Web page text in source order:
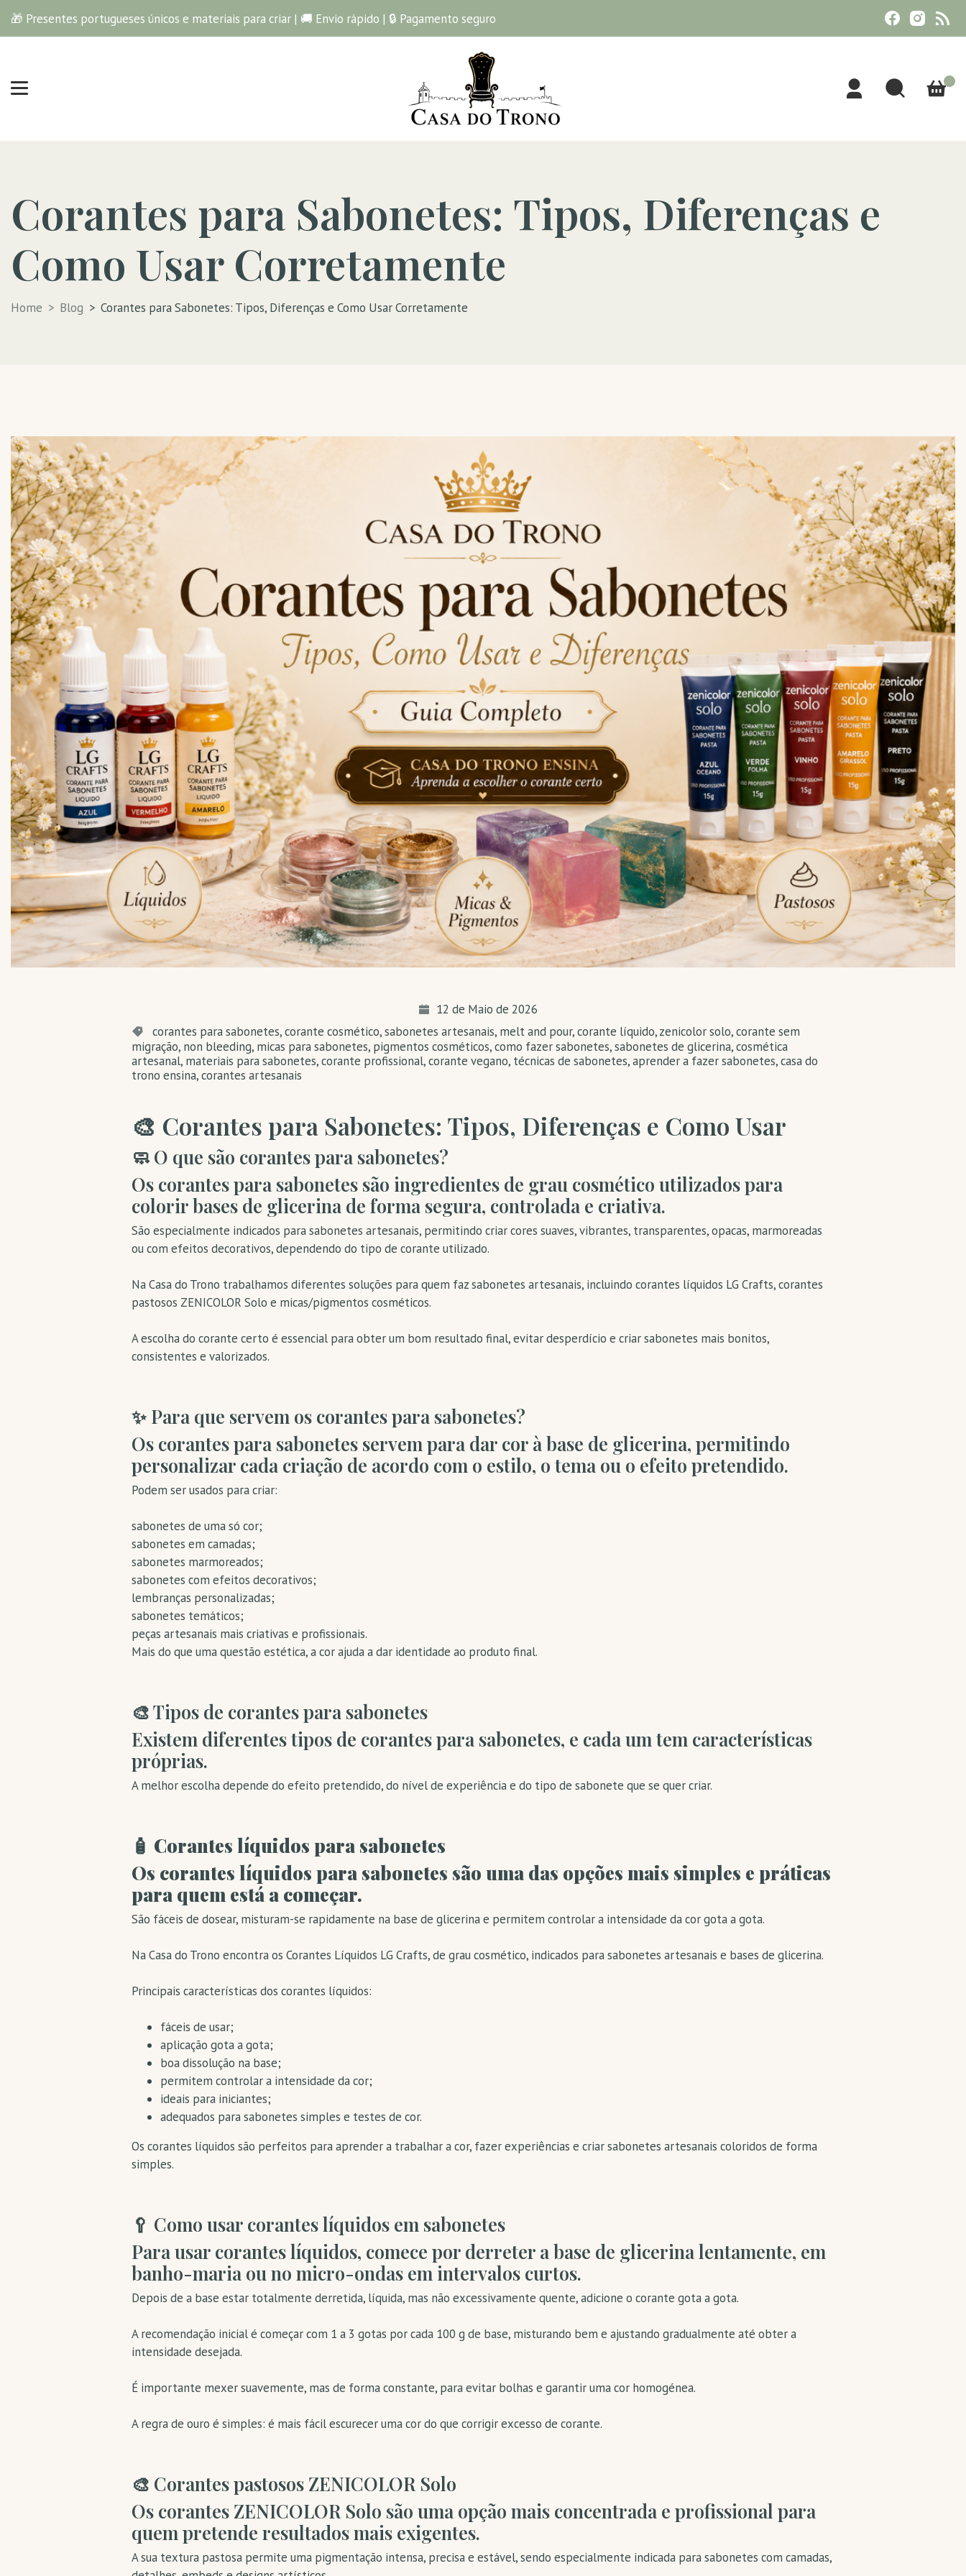
🎁 Presentes portugueses únicos e materiais para criar | 🚚 Envio rápido | 🔒 Pagamento seguro
0
Corantes para Sabonetes: Tipos, Diferenças e
Como Usar Corretamente
Home Blog Corantes para Sabonetes: Tipos, Diferenças e Como Usar Corretamente
12 de Maio de 2026
corantes para sabonetes,corante cosmético,sabonetes artesanais, melt and pour,corante líquido,zenicolor solo,corante sem
migração, non bleeding, micas para sabonetes, pigmentos cosméticos,como fazer sabonetes,sabonetes de glicerina,cosmética
artesanal, materiais para sabonetes,corante profissional,corante vegano, técnicas de sabonetes,aprender a fazer sabonetes,casa do
trono ensina,corantes artesanais
🎨 Corantes para Sabonetes: Tipos, Diferenças e Como Usar
🧼 O que são corantes para sabonetes?
Os corantes para sabonetes são ingredientes de grau cosmético utilizados para
colorir bases de glicerina de forma segura, controlada e criativa.
São especialmente indicados para sabonetes artesanais, permitindo criar cores suaves, vibrantes, transparentes, opacas, marmoreadas
ou com efeitos decorativos, dependendo do tipo de corante utilizado.
Na Casa do Trono trabalhamos diferentes soluções para quem faz sabonetes artesanais, incluindo corantes líquidos LG Crafts, corantes
pastosos ZENICOLOR Solo e micas/pigmentos cosméticos.
A escolha do corante certo é essencial para obter um bom resultado final, evitar desperdício e criar sabonetes mais bonitos,
consistentes e valorizados.
✨ Para que servem os corantes para sabonetes?
Os corantes para sabonetes servem para dar cor à base de glicerina, permitindo
personalizar cada criação de acordo com o estilo, o tema ou o efeito pretendido.
Podem ser usados para criar:
sabonetes de uma só cor;
sabonetes em camadas;
sabonetes marmoreados;
sabonetes com efeitos decorativos;
lembranças personalizadas;
sabonetes temáticos;
peças artesanais mais criativas e profissionais.
Mais do que uma questão estética, a cor ajuda a dar identidade ao produto final.
🎨 Tipos de corantes para sabonetes
Existem diferentes tipos de corantes para sabonetes, e cada um tem características
próprias.
A melhor escolha depende do efeito pretendido, do nível de experiência e do tipo de sabonete que se quer criar.
🧴 Corantes líquidos para sabonetes
Os corantes líquidos para sabonetes são uma das opções mais simples e práticas
para quem está a começar.
São fáceis de dosear, misturam-se rapidamente na base de glicerina e permitem controlar a intensidade da cor gota a gota.
Na Casa do Trono encontra os Corantes Líquidos LG Crafts, de grau cosmético, indicados para sabonetes artesanais e bases de glicerina.
Principais características dos corantes líquidos:
fáceis de usar;
aplicação gota a gota;
boa dissolução na base;
permitem controlar a intensidade da cor;
ideais para iniciantes;
adequados para sabonetes simples e testes de cor.
Os corantes líquidos são perfeitos para aprender a trabalhar a cor, fazer experiências e criar sabonetes artesanais coloridos de forma
simples.
🥄 Como usar corantes líquidos em sabonetes
Para usar corantes líquidos, comece por derreter a base de glicerina lentamente, em
banho-maria ou no micro-ondas em intervalos curtos.
Depois de a base estar totalmente derretida, líquida, mas não excessivamente quente, adicione o corante gota a gota.
A recomendação inicial é começar com 1 a 3 gotas por cada 100 g de base, misturando bem e ajustando gradualmente até obter a
intensidade desejada.
É importante mexer suavemente, mas de forma constante, para evitar bolhas e garantir uma cor homogénea.
A regra de ouro é simples: é mais fácil escurecer uma cor do que corrigir excesso de corante.
🎨 Corantes pastosos ZENICOLOR Solo
Os corantes ZENICOLOR Solo são uma opção mais concentrada e profissional para
quem pretende resultados mais exigentes.
A sua textura pastosa permite uma pigmentação intensa, precisa e estável, sendo especialmente indicada para sabonetes com camadas,